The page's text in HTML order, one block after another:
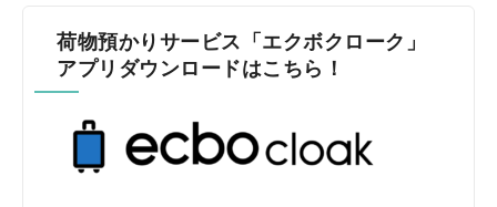
荷物預かりサービス「エクボクローク」
アプリダウンロードはこちら！